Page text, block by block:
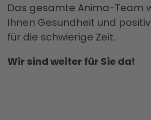
Das gesamte Anima-Team
Ihnen Gesundheit und
für die schwierige Zeit.
Wir sind weiter für Sie da!